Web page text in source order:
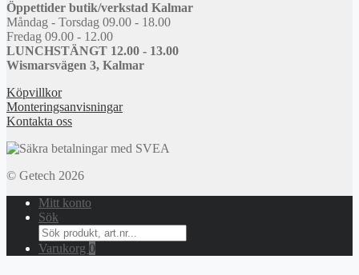
Öppettider butik/verkstad Kalmar
Måndag - Torsdag 09.00 - 18.00
Fredag 09.00 - 12.00
LUNCHSTÄNGT 12.00 - 13.00
Wismarsvägen 3, Kalmar
Köpvillkor
Monteringsanvisningar
Kontakta oss
© Getech 2026
Mitt konto
Sök
Search
for:
Varukorg 0